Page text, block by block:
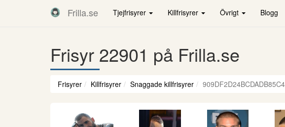
Frilla.se Tjejfrisyrer Killfrisyrer Övrigt Blogg
Frisyr 22901 på Frilla.se
Frisyrer Killfrisyrer Snaggade killfrisyrer